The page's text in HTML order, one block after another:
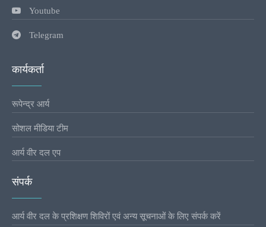
Youtube
Telegram
कार्यकर्ता
रूपेन्द्र आर्य
सोशल मीडिया टीम
आर्य वीर दल एप
संपर्क
आर्य वीर दल के प्रशिक्षण शिविरों एवं अन्य सूचनाओं के लिए संपर्क करें